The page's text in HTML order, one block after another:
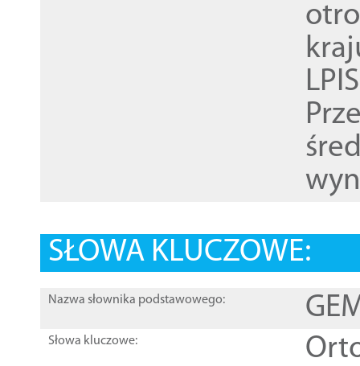
SŁOWA KLUCZOWE:
Nazwa słownika podstawowego:
Słowa kluczowe: